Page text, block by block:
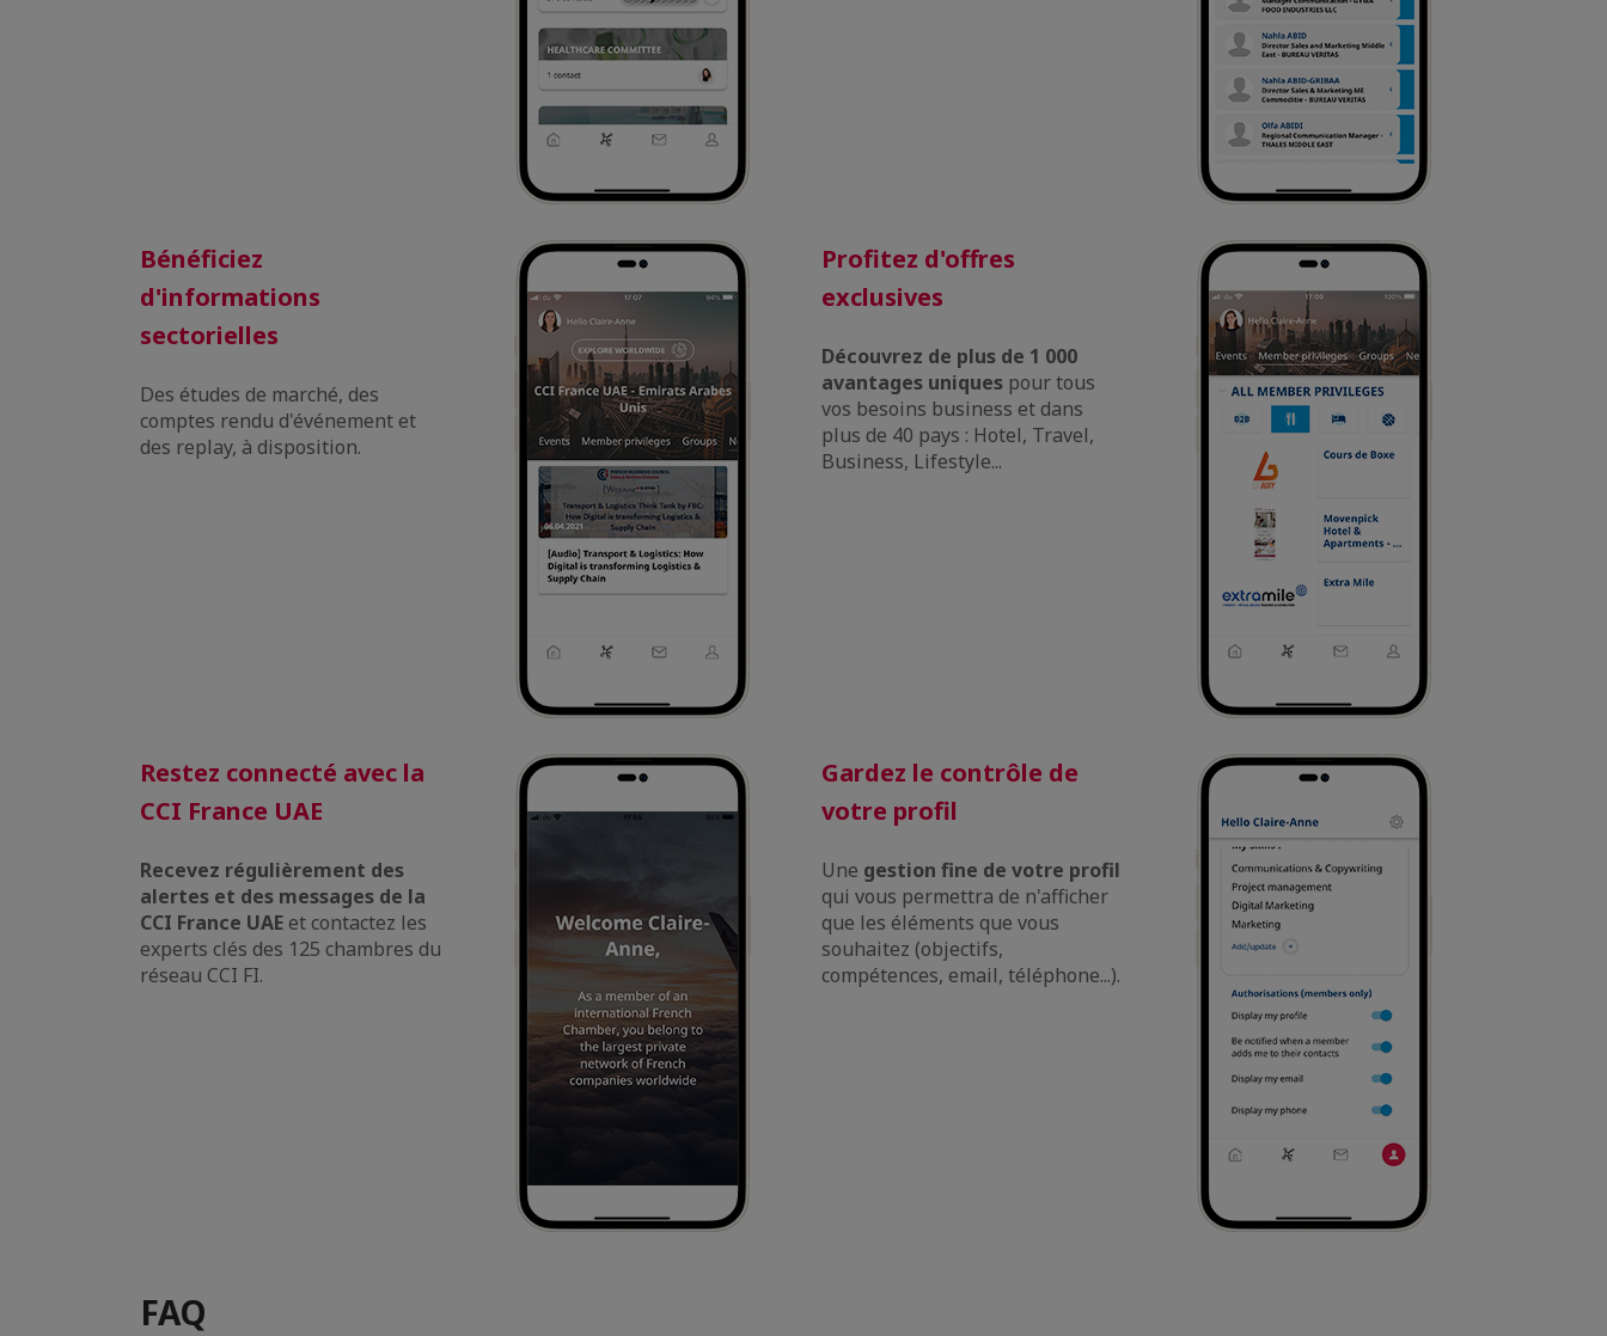
Bénéficiez
d'informations
sectorielles
Des études de marché, des
comptes rendu d'événement et
des replay, à disposition.
Profitez d'offres
exclusives
Découvrez de plus de 1 000
avantages uniques pour tous
vos besoins business et dans
plus de 40 pays : Hotel, Travel,
Business, Lifestyle...
Restez connecté avec la
CCI France UAE
Recevez régulièrement des
alertes et des messages de la
CCI France UAE et contactez les
experts clés des 125 chambres du
réseau CCI FI.
Gardez le contrôle de
votre profil
Une gestion fine de votre profil
qui vous permettra de n'afficher
que les éléments que vous
souhaitez (objectifs,
compétences, email, téléphone...).
FAQ